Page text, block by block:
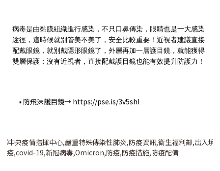
病毒是由黏膜組織進行感染，不只口鼻傳染，眼睛也是一大感染
途徑，這時候就別管美不美了，安全比較重要！近視者建議直接
配戴眼鏡，就別戴隱形眼鏡了，外層再加一層護目鏡，就能獲得
雙層保護；沒有近視者，直接配戴護目鏡也能有效提升防護力！
▪ 防飛沫護目鏡→ https://pse.is/3v5shl